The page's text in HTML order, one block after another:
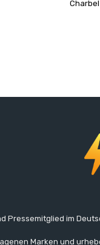
Charbel
Pressemitglied im
Marken und